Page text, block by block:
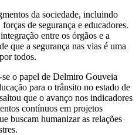
da sociedade, incluindo
de segurança e educadores.
entre os órgãos e a
que a segurança nas vias é uma
todos.
o papel de Delmiro Gouveia
para o trânsito no estado de
que o avanço nos indicadores
contínuos em projetos
buscam humanizar as relações